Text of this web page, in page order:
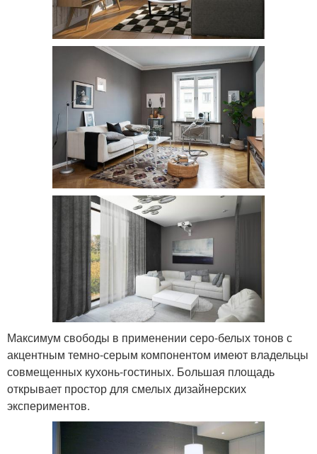
Максимум свободы в применении серо-белых тонов с
акцентным темно-серым компонентом имеют владельцы
совмещенных кухонь-гостиных. Большая площадь
открывает простор для смелых дизайнерских
экспериментов.